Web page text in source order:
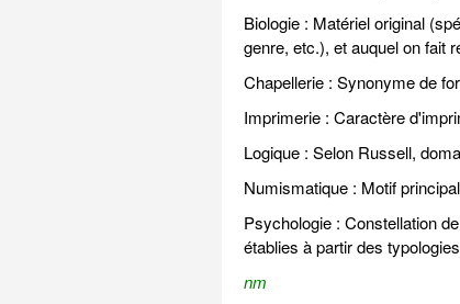
Biologie : Matériel original
genre, etc.), et auquel on fait
Chapellerie : Synonyme de
Imprimerie : Caractère
Logique : Selon Russell,
Numismatique : Motif
Psychologie : Constellation
établies à partir des
nm